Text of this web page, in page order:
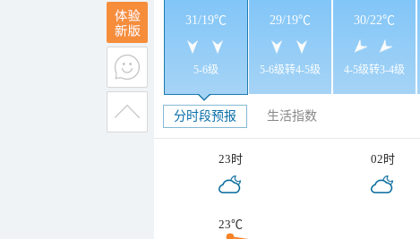
31/19℃
5-6级
29/19℃
5-6级转4-5级
30/22℃
4-5级转3-4级
分时段预报 生活指数
23时 02时
23℃